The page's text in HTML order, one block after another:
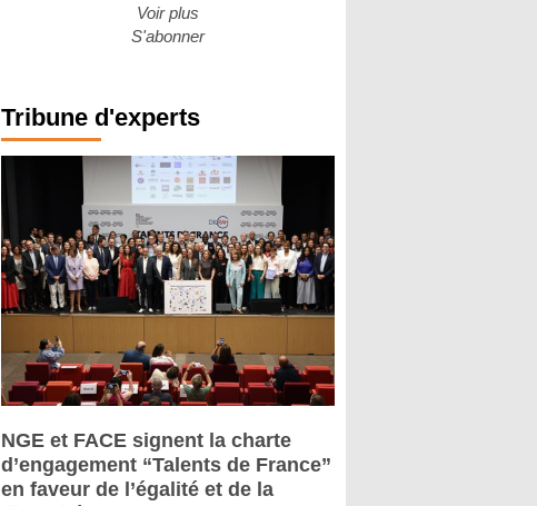
Voir plus
S'abonner
Tribune d'experts
NGE et FACE signent la charte
d’engagement “Talents de France”
en faveur de l’égalité et de la